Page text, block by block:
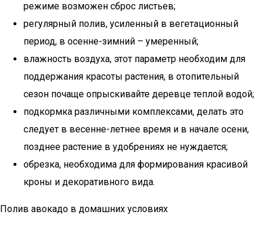
режиме возможен сброс листьев;
регулярный полив, усиленный в вегетационный
период, в осенне-зимний – умеренный;
влажность воздуха, этот параметр необходим для
поддержания красоты растения, в отопительный
сезон почаще опрыскивайте деревце теплой водой;
подкормка различными комплексами, делать это
следует в весенне-летнее время и в начале осени,
позднее растение в удобрениях не нуждается;
обрезка, необходима для формирования красивой
кроны и декоративного вида.
Полив авокадо в домашних условиях